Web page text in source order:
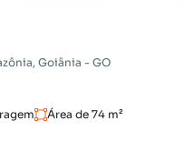
Goiânia - GO
Área de 74 m²